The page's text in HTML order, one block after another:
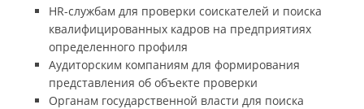
HR-службам для проверки соискателей и поиска
квалифицированных кадров на предприятиях
определенного профиля
Аудиторским компаниям для формирования
представления об объекте проверки
Органам государственной власти для поиска